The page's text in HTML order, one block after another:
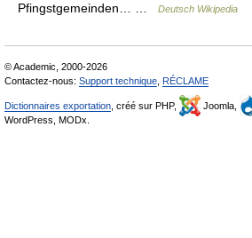
Pfingstgemeinden… …
Deutsch Wikipedia
© Academic, 2000-2026
Contactez-nous: Support technique RÉCLAME
Dictionnaires exportation , créé sur PHP, Joomla,
WordPress, MODx.